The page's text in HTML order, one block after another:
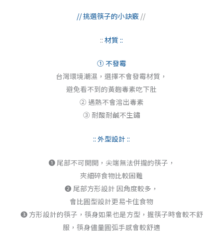
// 挑選筷子的小訣竅 //
:: 材質 ::
① 不發霉
台灣環境潮濕，選擇不會發霉材質，
避免看不到的黃麴毒素吃下肚
② 遇熱不會溶出毒素
③ 耐酸耐鹹不生鏽
:: 外型設計 ::
➊ 尾部不可開開，尖端無法併攏的筷子，
夾細碎食物比較困難
➋ 尾部方形設計 因角度較多，
會比圓型設計更易卡住食物
➌ 方形設計的筷子，筷身如果也是方型，握筷子時會較不舒
服，筷身儘量圓弧手感會較舒適